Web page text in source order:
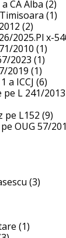
CA Alba (2)
(1)
(2)
2025.Pl x-
2010 (1)
2023 (1)
2019 (1)
a ICCJ (6)
pe L 241/2013
pe L152 (9)
OUG 57/
(3)
(1)